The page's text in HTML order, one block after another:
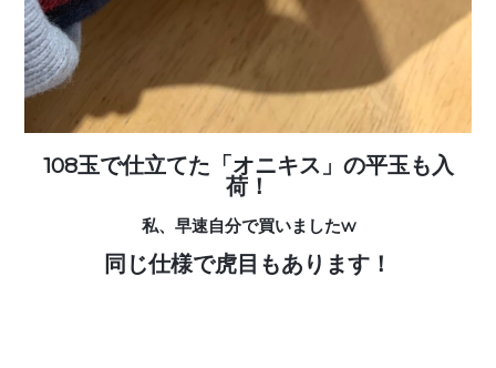
108玉で仕立てた「オニキス」の平玉も入
荷！
私、早速自分で買いましたw
同じ仕様で虎目もあります！